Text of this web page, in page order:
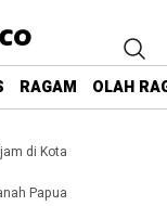
RAGAM OLAH
di Kota
Papua